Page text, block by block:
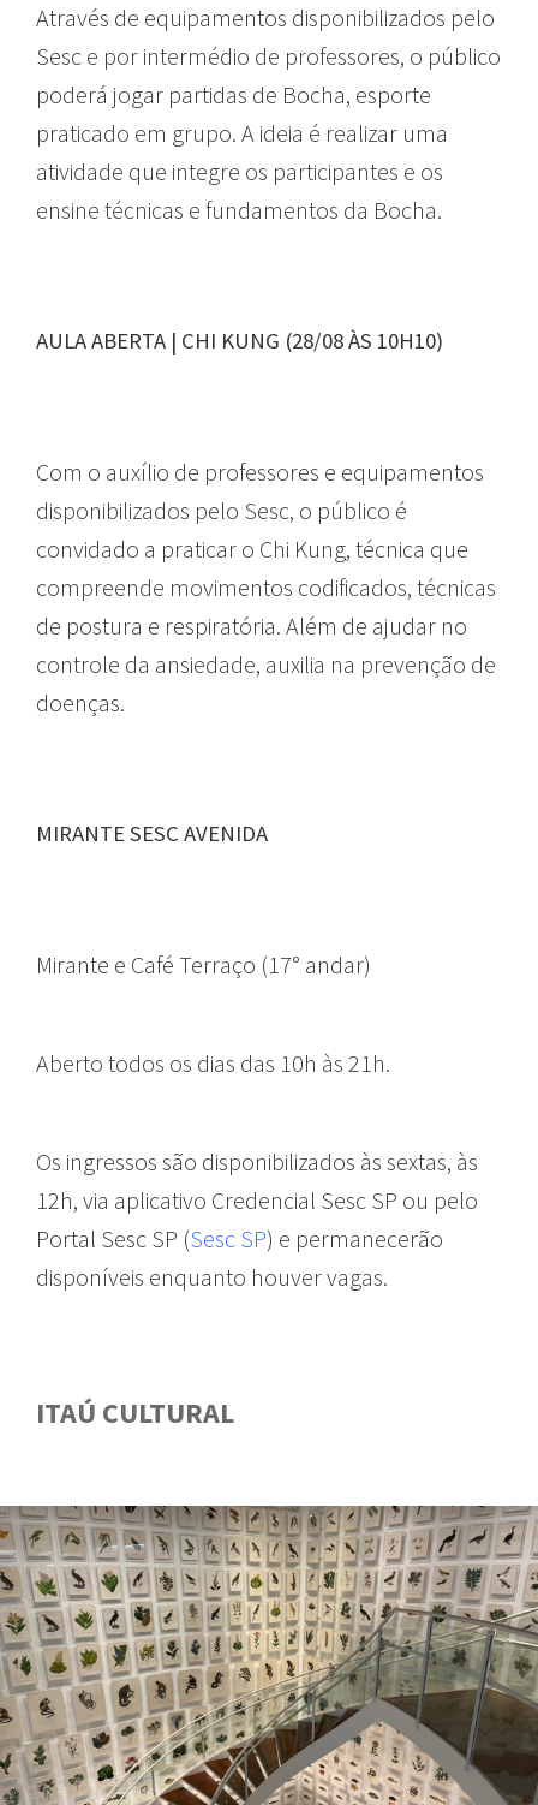
Através de equipamentos disponibilizados pelo
Sesc e por intermédio de professores, o público
poderá jogar partidas de Bocha, esporte
praticado em grupo. A ideia é realizar uma
atividade que integre os participantes e os
ensine técnicas e fundamentos da Bocha.
AULA ABERTA | CHI KUNG (28/08 ÀS 10H10)
Com o auxílio de professores e equipamentos
disponibilizados pelo Sesc, o público é
convidado a praticar o Chi Kung, técnica que
compreende movimentos codificados, técnicas
de postura e respiratória. Além de ajudar no
controle da ansiedade, auxilia na prevenção de
doenças.
MIRANTE SESC AVENIDA
Mirante e Café Terraço (17° andar)
Aberto todos os dias das 10h às 21h.
Os ingressos são disponibilizados às sextas, às
12h, via aplicativo Credencial Sesc SP ou pelo
Portal Sesc SP (Sesc SP) e permanecerão
disponíveis enquanto houver vagas.
ITAÚ CULTURAL